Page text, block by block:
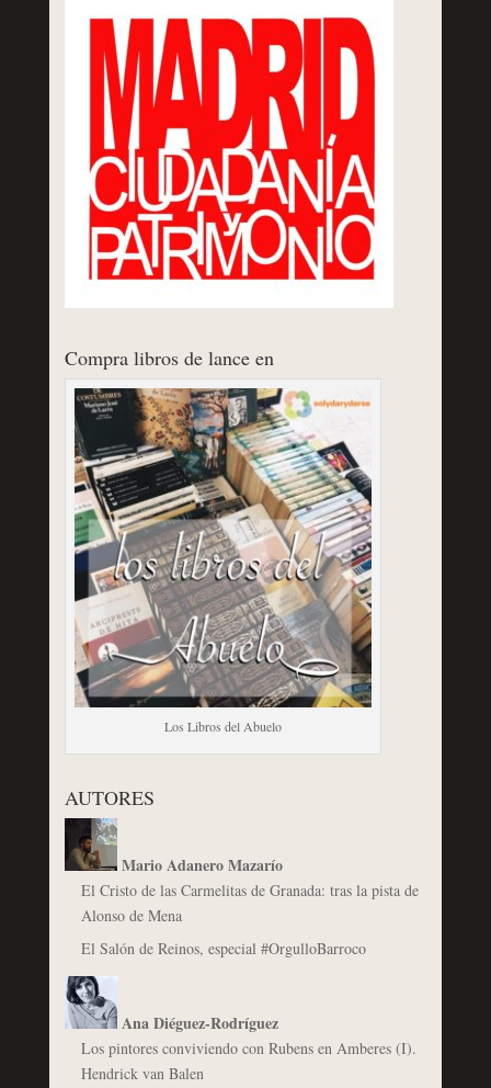
Compra libros de lance en
Los Libros del Abuelo
AUTORES
Mario Adanero Mazarío
El Cristo de las Carmelitas de Granada: tras la pista de
Alonso de Mena
El Salón de Reinos, especial #OrgulloBarroco
Ana Diéguez-Rodríguez
Los pintores conviviendo con Rubens en Amberes (I).
Hendrick van Balen